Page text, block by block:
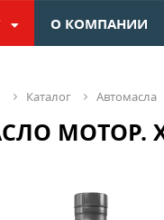
О КОМПАНИИ
каталог автомасла
МОТОР.